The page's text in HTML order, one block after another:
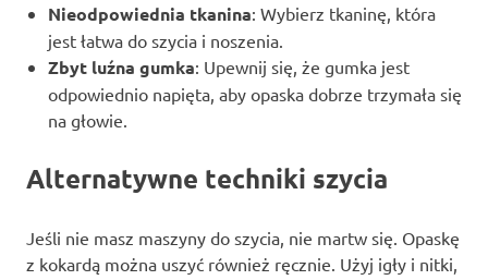
Nieodpowiednia tkanina: Wybierz tkaninę, która
jest łatwa do szycia i noszenia.
Zbyt luźna gumka: Upewnij się, że gumka jest
odpowiednio napięta, aby opaska dobrze trzymała się
na głowie.
Alternatywne techniki szycia
Jeśli nie masz maszyny do szycia, nie martw się. Opaskę
z kokardą można uszyć również ręcznie. Użyj igły i nitki,